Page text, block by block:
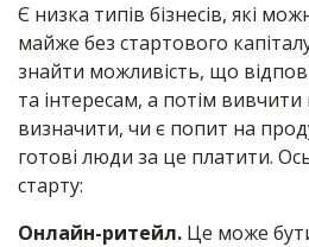
Є низка типів бізнесів, які
майже без стартового
знайти можливість, що
та інтересам, а потім
визначити, чи є попит на
готові люди за це платити.
старту:
Онлайн-ритейл. Це може